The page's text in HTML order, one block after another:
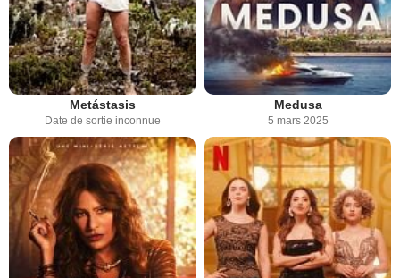
Metástasis
Date de sortie inconnue
Medusa
5 mars 2025